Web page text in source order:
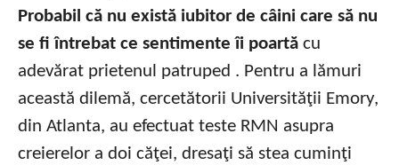
Probabil că nu există iubitor de câini care să nu
se fi întrebat ce sentimente îi poartă cu
adevărat prietenul patruped . Pentru a lămuri
această dilemă, cercetătorii Universităţii Emory,
din Atlanta, au efectuat teste RMN asupra
creierelor a doi căţei, dresaţi să stea cuminţi